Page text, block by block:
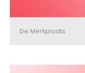
De Merkplaats